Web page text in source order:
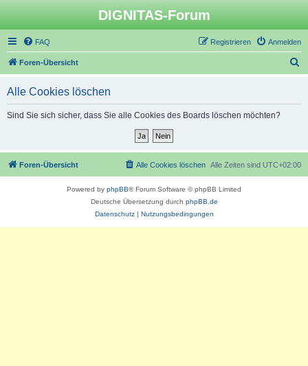
DIGNITAS-Forum
FAQ Anmelden
Registrieren
Foren-Übersicht
Alle Cookies löschen
Sind Sie sich sicher, dass Sie alle Cookies des Boards löschen möchten?
Foren-Übersicht Alle Zeiten sind UTC+02:00
Alle Cookies löschen
Powered by phpBB® Forum Software © phpBB Limited
Deutsche Übersetzung durch phpBB.de
Datenschutz| Nutzungsbedingungen